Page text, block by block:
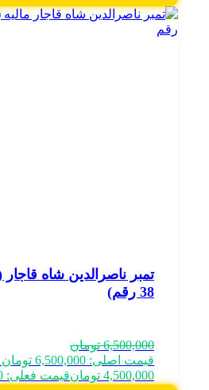
تمبر ناصرالدین شاه قاجار
38 رقم)
6,500,000 تومان
قیمت اصلی: 6,500,000 تومان بود.
4,500,000 تومانقیمت فعلی: 4,500,000 تومان.